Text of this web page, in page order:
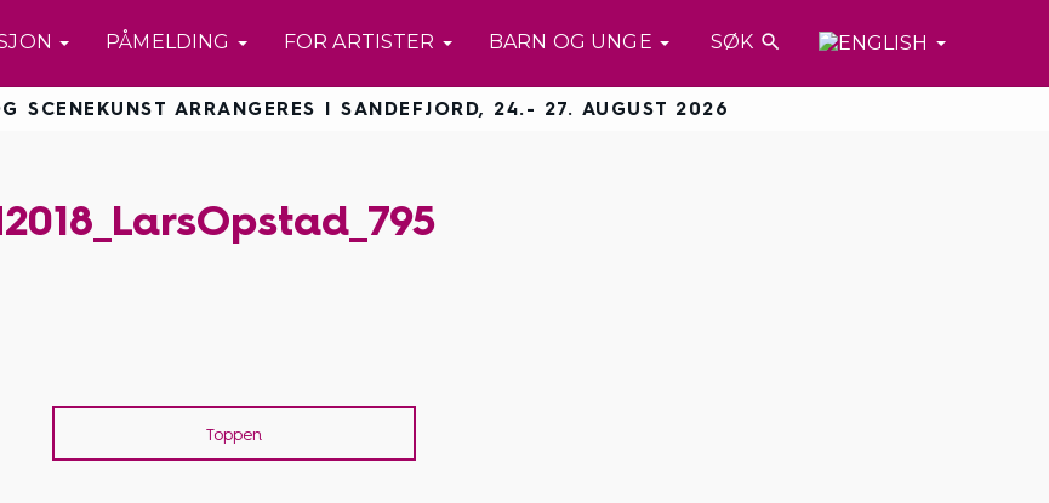
PÅMELDING FOR ARTISTER BARN OG UNGE SØK 
SCENEKUNST ARRANGERES I SANDEFJORD, 24.- 27. AUGUST 2026
Toppen